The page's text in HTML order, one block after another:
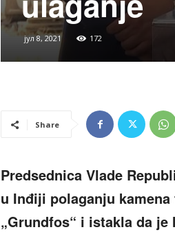
јул 8, 2021 172
Share
Predsednica Vlade
u Inđiji polaganju
„Grundfos“ i istakla da